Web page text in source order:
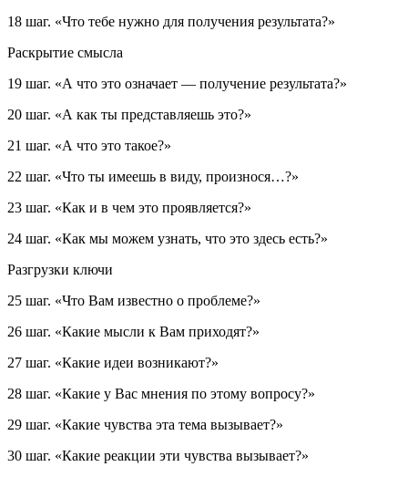
18 шаг. «Что тебе нужно для получения результата?»
Раскрытие смысла
19 шаг. «А что это означает — получение результата?»
20 шаг. «А как ты представляешь это?»
21 шаг. «А что это такое?»
22 шаг. «Что ты имеешь в виду, произнося…?»
23 шаг. «Как и в чем это проявляется?»
24 шаг. «Как мы можем узнать, что это здесь есть?»
Разгрузки ключи
25 шаг. «Что Вам известно о проблеме?»
26 шаг. «Какие мысли к Вам приходят?»
27 шаг. «Какие идеи возникают?»
28 шаг. «Какие у Вас мнения по этому вопросу?»
29 шаг. «Какие чувства эта тема вызывает?»
30 шаг. «Какие реакции эти чувства вызывает?»